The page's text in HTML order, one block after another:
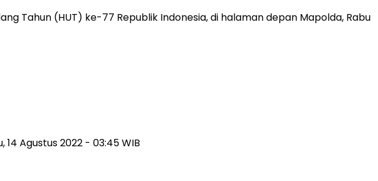
Tahun (HUT) ke-77 Republik Indonesia, di halaman depan Mapolda, Rabu
14 Agustus 2022 - 03:45 WIB